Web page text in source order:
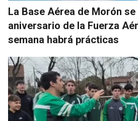
La Base Aérea de Morón
aniversario de la Fuerza
semana habrá prácticas